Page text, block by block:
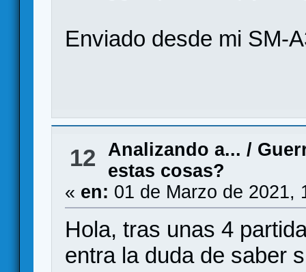
Enviado desde mi SM-
12 Analizando a... /
estas cosas?
« en: 01 de Marzo de 2021,
Hola, tras unas 4
entra la duda de saber